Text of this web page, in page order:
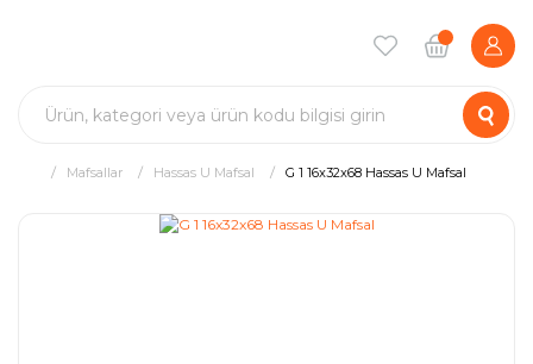
Mafsallar Hassas U Mafsal G 1 16x32x68 Hassas U Mafsal